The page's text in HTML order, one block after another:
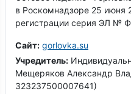
в Роскомнадзоре 25 июня
регистрации серия ЭЛ №
Сайт: gorlovka.su
Учредитель:
Мещеряков Александр
323237500007641)